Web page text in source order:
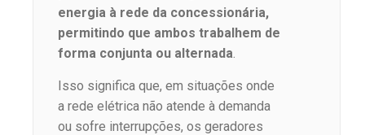
energia à rede da concessionária,
permitindo que ambos trabalhem de
forma conjunta ou alternada.
Isso significa que, em situações onde
a rede elétrica não atende à demanda
ou sofre interrupções, os geradores